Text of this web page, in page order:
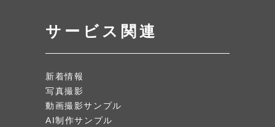
サービス関連
新着情報
写真撮影
動画撮影サンプル
AI制作サンプル